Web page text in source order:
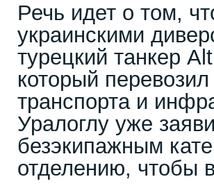
Речь идет о том,
украинскими
турецкий танкер
который
транспорта и
Уралоглу уже
безэкипажным
отделению, чтобы